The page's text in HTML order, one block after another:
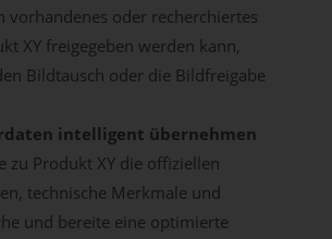
vorhandenes oder recherchiertes
XY freigegeben werden kann,
Bildtausch oder die Bildfreigabe
intelligent übernehmen
zu Produkt XY die offiziellen
technische Merkmale und
und bereite eine optimierte